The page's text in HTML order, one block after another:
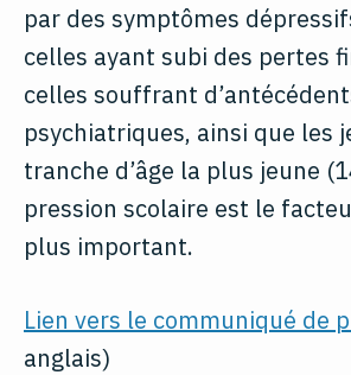
par des symptômes
celles ayant subi des pertes
celles souffrant
psychiatriques, ainsi que les
tranche d’âge la plus jeune
pression scolaire est le
plus important.
​Lien vers le communiqué de
anglais)